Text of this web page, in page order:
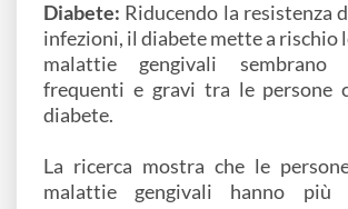
Diabete: Riducendo la resistenza
infezioni, il diabete mette a rischio
malattie gengivali sembrano
frequenti e gravi tra le persone
diabete.
La ricerca mostra che le
malattie gengivali hanno più